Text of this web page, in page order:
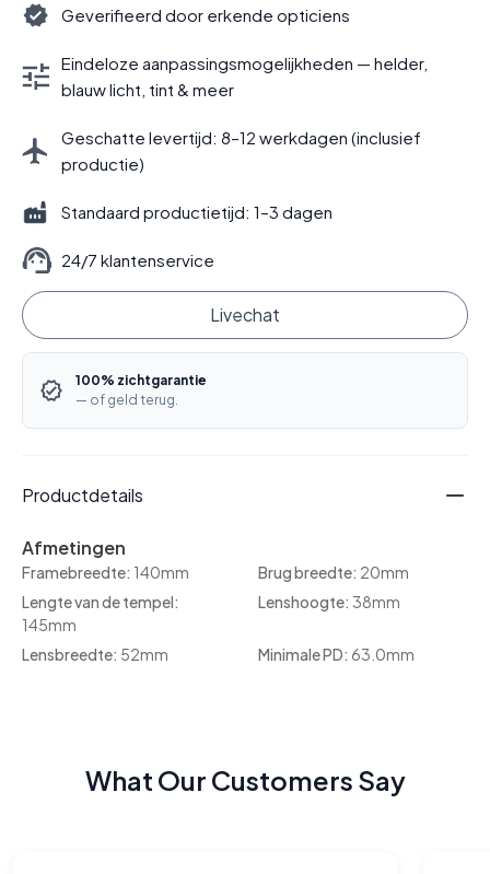
Geverifieerd door erkende opticiens
Eindeloze aanpassingsmogelijkheden — helder,
blauw licht, tint & meer
Geschatte levertijd: 8–12 werkdagen (inclusief
productie)
Standaard productietijd: 1–3 dagen
24/7 klantenservice
Livechat
100% zichtgarantie
— of geld terug.
Productdetails
Afmetingen
Framebreedte: 140mm Brug breedte: 20mm
Lengte van de tempel:
145mm
Lenshoogte: 38mm
Lensbreedte: 52mm Minimale PD: 63.0mm
What Our Customers Say